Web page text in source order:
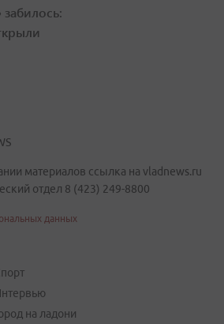
материалов ссылка на vladnews.ru
отдел 8 (423) 249-8800
данных
на ладони